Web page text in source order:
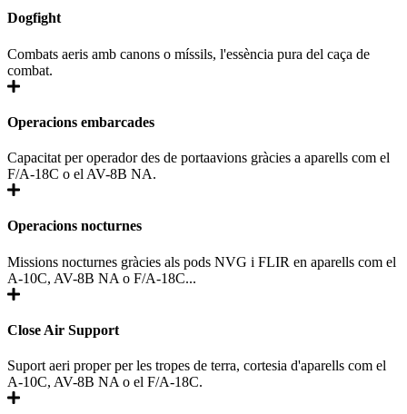
Dogfight
Combats aeris amb canons o míssils, l'essència pura del caça de
combat.
Operacions embarcades
Capacitat per operador des de portaavions gràcies a aparells com el
F/A-18C o el AV-8B NA.
Operacions nocturnes
Missions nocturnes gràcies als pods NVG i FLIR en aparells com el
A-10C, AV-8B NA o F/A-18C...
Close Air Support
Suport aeri proper per les tropes de terra, cortesia d'aparells com el
A-10C, AV-8B NA o el F/A-18C.